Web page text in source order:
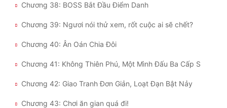
Chương 38: BOSS Bắt Đầu Điểm Danh
Chương 39: Ngươi nói thử xem, rốt cuộc ai sẽ chết?
Chương 40: Ân Oán Chia Đôi
Chương 41: Không Thiên Phú, Một Mình Đấu Ba Cấp S
Chương 42: Giao Tranh Đơn Giản, Loạt Đạn Bật Nảy
Chương 43: Chơi ăn gian quá đi!